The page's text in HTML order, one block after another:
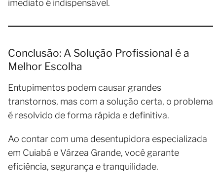
imediato é indispensável.
Conclusão: A Solução Profissional é a
Melhor Escolha
Entupimentos podem causar grandes
transtornos, mas com a solução certa, o problema
é resolvido de forma rápida e definitiva.
Ao contar com uma desentupidora especializada
em Cuiabá e Várzea Grande, você garante
eficiência, segurança e tranquilidade.